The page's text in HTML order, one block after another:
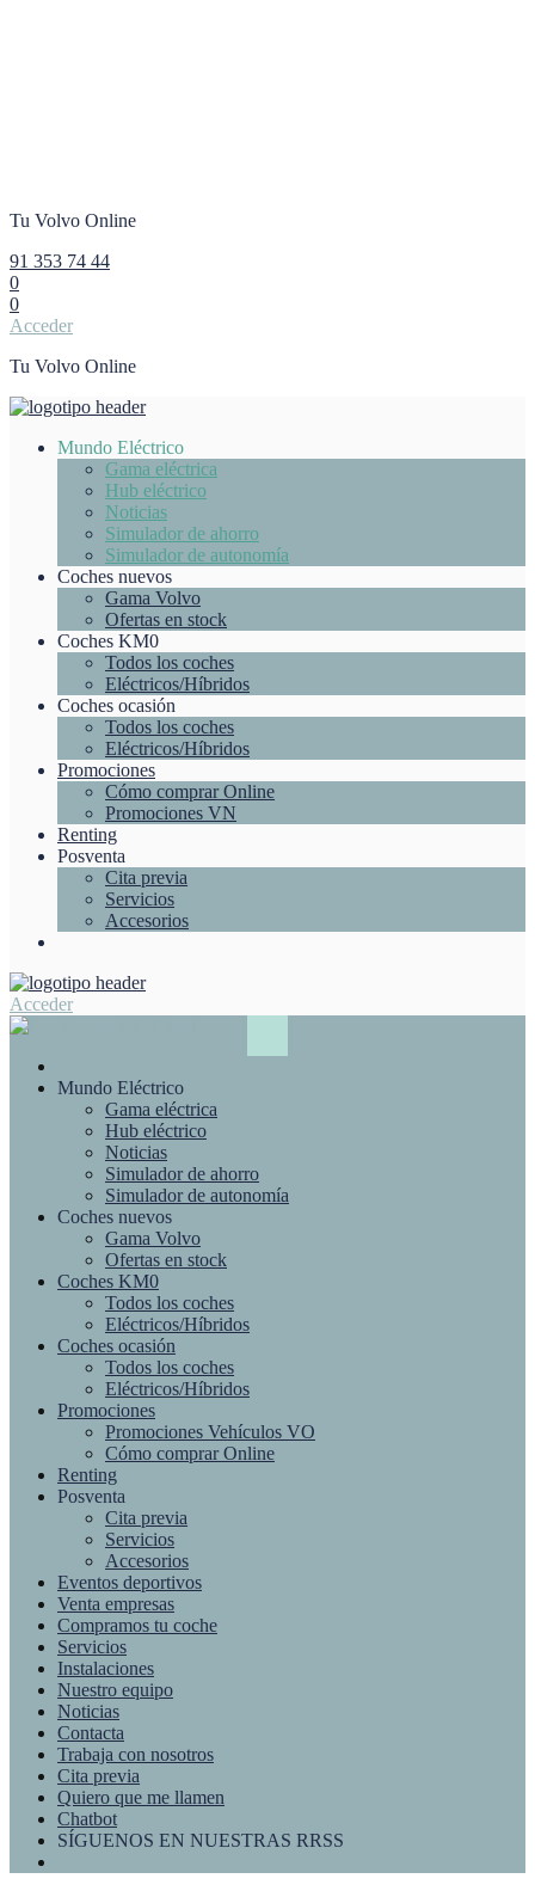
Tu Volvo Online
91 353 74 44
0
0
Acceder
Tu Volvo Online
Mundo Eléctrico
Gama eléctrica
Hub eléctrico
Noticias
Simulador de ahorro
Simulador de autonomía
Coches nuevos
Gama Volvo
Ofertas en stock
Coches KM0
Todos los coches
Eléctricos/Híbridos
Coches ocasión
Todos los coches
Eléctricos/Híbridos
Promociones
Cómo comprar Online
Promociones VN
Renting
Posventa
Cita previa
Servicios
Accesorios
Acceder
Mundo Eléctrico
Gama eléctrica
Hub eléctrico
Noticias
Simulador de ahorro
Simulador de autonomía
Coches nuevos
Gama Volvo
Ofertas en stock
Coches KM0
Todos los coches
Eléctricos/Híbridos
Coches ocasión
Todos los coches
Eléctricos/Híbridos
Promociones
Promociones Vehículos VO
Cómo comprar Online
Renting
Posventa
Cita previa
Servicios
Accesorios
Eventos deportivos
Venta empresas
Compramos tu coche
Servicios
Instalaciones
Nuestro equipo
Noticias
Contacta
Trabaja con nosotros
Cita previa
Quiero que me llamen
Chatbot
SÍGUENOS EN NUESTRAS RRSS